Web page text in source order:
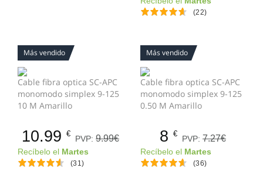
(22)
Más vendido
Cable fibra optica SC-APC
monomodo simplex 9-125
10 M Amarillo
10.99 €
PVP: 9.99€
Recíbelo el Martes
(31)
Más vendido
Cable fibra optica SC-APC
monomodo simplex 9-125
0.50 M Amarillo
8 €
PVP: 7.27€
Recíbelo el Martes
(36)